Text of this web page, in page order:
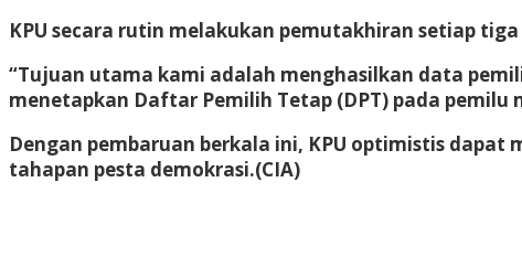
KPU secara rutin melakukan pemutakhiran setiap
“Tujuan utama kami adalah menghasilkan data
menetapkan Daftar Pemilih Tetap (DPT) pada
Dengan pembaruan berkala ini, KPU optimistis
tahapan pesta demokrasi.(CIA)